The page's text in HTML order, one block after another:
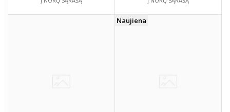
Naujiena